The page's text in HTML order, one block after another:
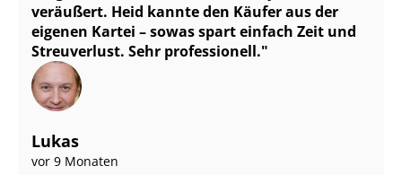
veräußert. Heid kannte den Käufer aus der
eigenen Kartei – sowas spart einfach Zeit und
Streuverlust. Sehr professionell.
Lukas
vor 9 Monaten